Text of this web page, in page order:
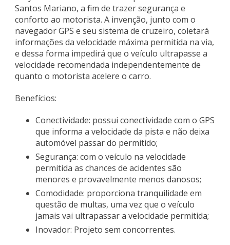
Santos Mariano, a fim de trazer segurança e
conforto ao motorista. A invenção, junto com o
navegador GPS e seu sistema de cruzeiro, coletará
informações da velocidade máxima permitida na via,
e dessa forma impedirá que o veículo ultrapasse a
velocidade recomendada independentemente de
quanto o motorista acelere o carro.
Benefícios:
Conectividade: possui conectividade com o GPS
que informa a velocidade da pista e não deixa
automóvel passar do permitido;
Segurança: com o veículo na velocidade
permitida as chances de acidentes são
menores e provavelmente menos danosos;
Comodidade: proporciona tranquilidade em
questão de multas, uma vez que o veículo
jamais vai ultrapassar a velocidade permitida;
Inovador: Projeto sem concorrentes.